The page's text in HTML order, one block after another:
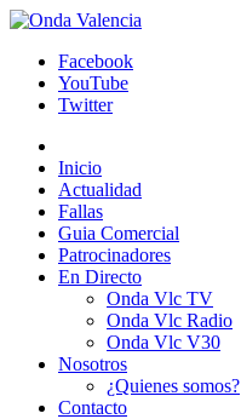
Facebook
YouTube
Twitter
Inicio
Actualidad
Fallas
Guia Comercial
Patrocinadores
En Directo
Onda Vlc TV
Onda Vlc Radio
Onda Vlc V30
Nosotros
¿Quienes somos?
Contacto